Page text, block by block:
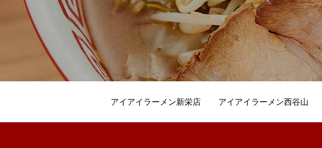
アイアイラーメン新栄店 アイアイラーメン西谷山